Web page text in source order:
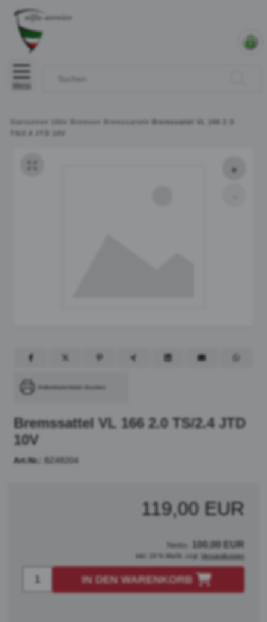
Menü
Startseite » » Bremse » Bremssattel »
Bremssattel VL 166 2.0
Artikeldatenblatt drucken
Bremssattel VL 166 2.0 TS/2.4 JTD
10V
Art.Nr.: BZ48204
119,00 EUR
Netto: 100,00 EUR
inkl. 19 % MwSt. zzgl. Versandkosten
IN DEN WARENKORB